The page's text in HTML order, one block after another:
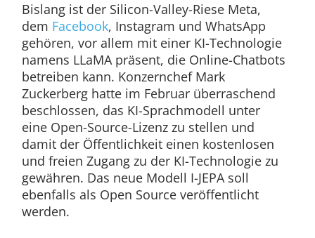
Bislang ist der Silicon-Valley-Riese Meta,
dem Facebook, Instagram und WhatsApp
gehören, vor allem mit einer KI-Technologie
namens LLaMA präsent, die Online-Chatbots
betreiben kann. Konzernchef Mark
Zuckerberg hatte im Februar überraschend
beschlossen, das KI-Sprachmodell unter
eine Open-Source-Lizenz zu stellen und
damit der Öffentlichkeit einen kostenlosen
und freien Zugang zu der KI-Technologie zu
gewähren. Das neue Modell I-JEPA soll
ebenfalls als Open Source veröffentlicht
werden.